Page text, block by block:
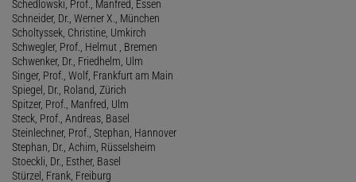
Schedlowski, Prof., Manfred, Essen
Schneider, Dr., Werner X., München
Scholtyssek, Christine, Umkirch
Schwegler, Prof., Helmut , Bremen
Schwenker, Dr., Friedhelm, Ulm
Singer, Prof., Wolf, Frankfurt am Main
Spiegel, Dr., Roland, Zürich
Spitzer, Prof., Manfred, Ulm
Steck, Prof., Andreas, Basel
Steinlechner, Prof., Stephan, Hannover
Stephan, Dr., Achim, Rüsselsheim
Stoeckli, Dr., Esther, Basel
Stürzel, Frank, Freiburg